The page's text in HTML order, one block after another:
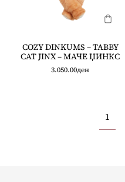
COZY DINKUMS – TABBY
CAT JINX – МАЧЕ ЏИНКС
3.050.00ден
1